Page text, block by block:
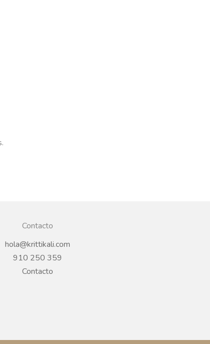
Contacto
hola@krittikali.com
910 250 359
Contacto